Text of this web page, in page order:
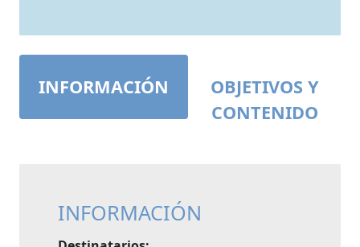
INFORMACIÓN
OBJETIVOS Y
CONTENIDO
INFORMACIÓN